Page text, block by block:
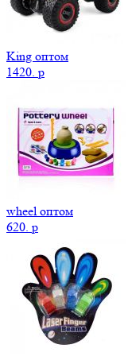
King оптом
1420. p
wheel оптом
620. p